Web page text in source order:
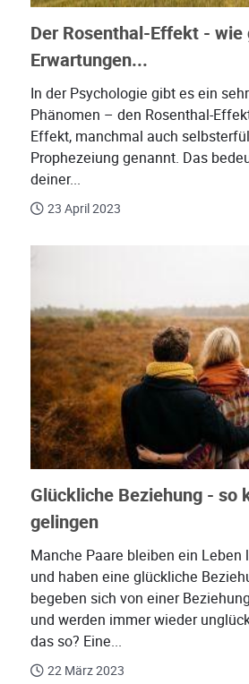
Der Rosenthal-Effekt - wie
Erwartungen...
In der Psychologie gibt es ein
Phänomen – den Rosenthal-
Effekt, manchmal auch
Prophezeiung genannt. Das
deiner...
23 April 2023
Glückliche Beziehung - so
gelingen
Manche Paare bleiben ein Leben
und haben eine glückliche
begeben sich von einer
und werden immer wieder
das so? Eine...
22 März 2023